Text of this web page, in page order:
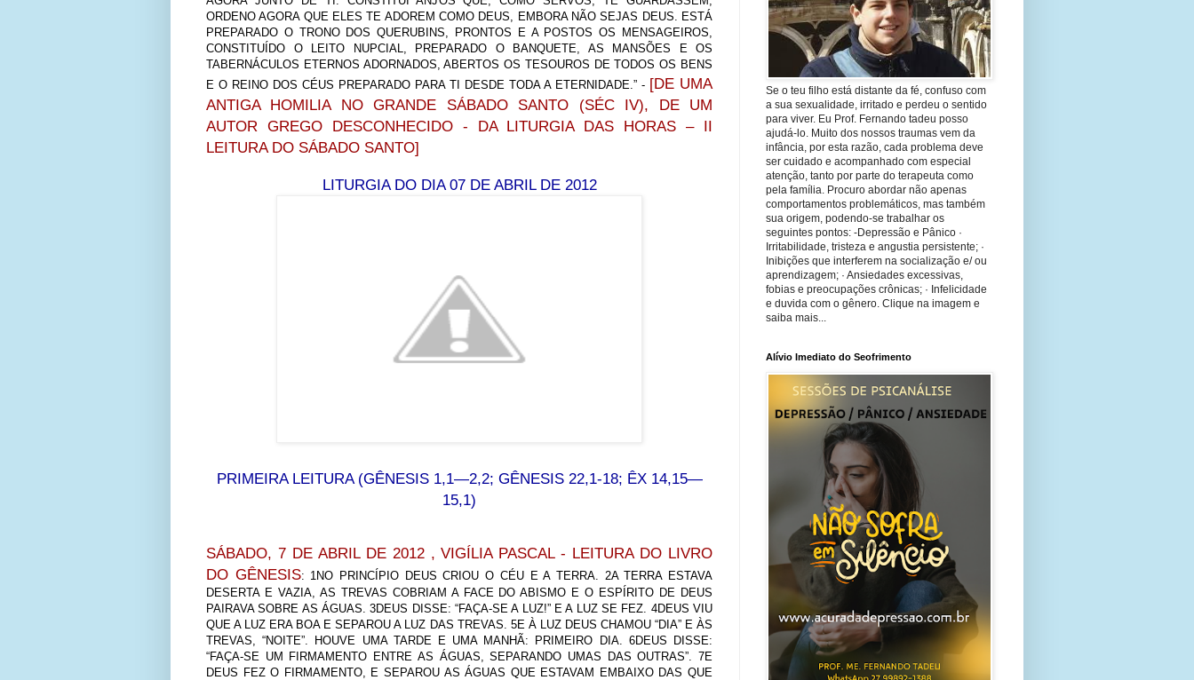
ORDENO AGORA QUE ELES TE ADOREM COMO DEUS, EMBORA NÃO SEJAS DEUS. ESTÁ
PREPARADO O TRONO DOS QUERUBINS, PRONTOS E A POSTOS OS MENSAGEIROS,
CONSTITUÍDO O LEITO NUPCIAL, PREPARADO O BANQUETE, AS MANSÕES E OS
TABERNÁCULOS ETERNOS ADORNADOS, ABERTOS OS TESOUROS DE TODOS OS BENS
E O REINO DOS CÉUS PREPARADO PARA TI DESDE TODA A ETERNIDADE.” - [DE UMA
ANTIGA HOMILIA NO GRANDE SÁBADO SANTO (SÉC IV), DE UM
AUTOR GREGO DESCONHECIDO - DA LITURGIA DAS HORAS – II
LEITURA DO SÁBADO SANTO]
LITURGIA DO DIA 07 DE ABRIL DE 2012
PRIMEIRA LEITURA (GÊNESIS 1,1—2,2; GÊNESIS 22,1-18; ÊX 14,15—
15,1)
SÁBADO, 7 DE ABRIL DE 2012 , VIGÍLIA PASCAL - LEITURA DO LIVRO
DO GÊNESIS: 1NO PRINCÍPIO DEUS CRIOU O CÉU E A TERRA. 2A TERRA ESTAVA
DESERTA E VAZIA, AS TREVAS COBRIAM A FACE DO ABISMO E O ESPÍRITO DE DEUS
PAIRAVA SOBRE AS ÁGUAS. 3DEUS DISSE: “FAÇA-SE A LUZ!” E A LUZ SE FEZ. 4DEUS VIU
QUE A LUZ ERA BOA E SEPAROU A LUZ DAS TREVAS. 5E À LUZ DEUS CHAMOU “DIA” E ÀS
TREVAS, “NOITE”. HOUVE UMA TARDE E UMA MANHÃ: PRIMEIRO DIA. 6DEUS DISSE:
“FAÇA-SE UM FIRMAMENTO ENTRE AS ÁGUAS, SEPARANDO UMAS DAS OUTRAS”. 7E
DEUS FEZ O FIRMAMENTO, E SEPAROU AS ÁGUAS QUE ESTAVAM EMBAIXO DAS QUE
Se o teu filho está distante da fé, confuso com
a sua sexualidade, irritado e perdeu o sentido
para viver. Eu Prof. Fernando tadeu posso
ajudá-lo. Muito dos nossos traumas vem da
infância, por esta razão, cada problema deve
ser cuidado e acompanhado com especial
atenção, tanto por parte do terapeuta como
pela família. Procuro abordar não apenas
comportamentos problemáticos, mas também
sua origem, podendo-se trabalhar os
seguintes pontos: -Depressão e Pânico ·
Irritabilidade, tristeza e angustia persistente; ·
Inibições que interferem na socialização e/ ou
aprendizagem; · Ansiedades excessivas,
fobias e preocupações crônicas; · Infelicidade
e duvida com o gênero. Clique na imagem e
saiba mais...
Alívio Imediato do Seofrimento